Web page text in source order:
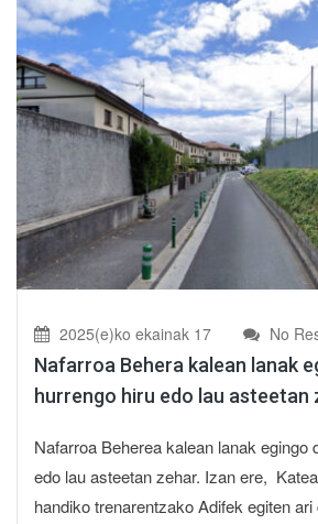
2025(e)ko ekainak 17 No
Nafarroa Behera kalean lanak
hurrengo hiru edo lau asteetan
Nafarroa Beherea kalean lanak egingo
edo lau asteetan zehar. Izan ere,
handiko trenarentzako Adifek egiten ari